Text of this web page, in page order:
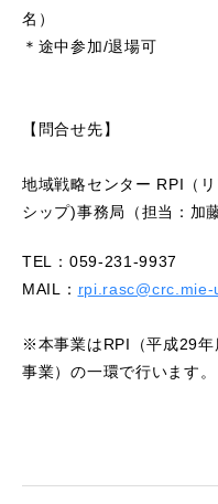
名）
＊途中参加/退場可
【問合せ先】
地域戦略センター RPI（
シップ)事務局（担当：加藤
TEL：059-231-9937
MAIL：
※本事業はRPI（平成29年
事業）の一環で行います。